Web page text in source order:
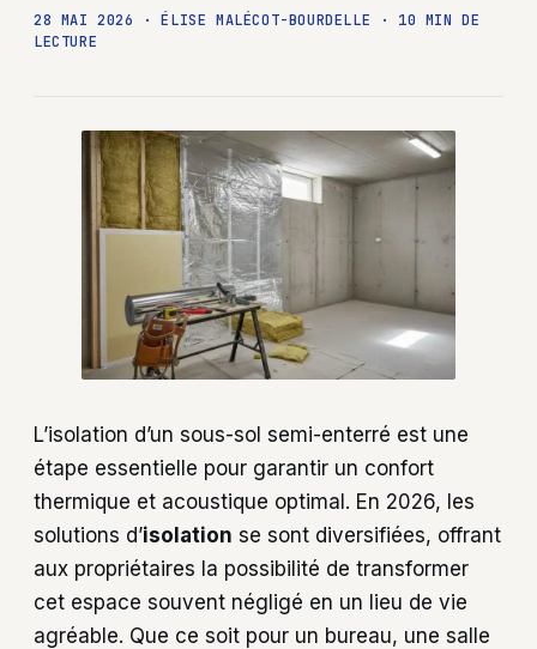
28 MAI 2026 · ÉLISE MALÉCOT-BOURDELLE ·
10 MIN DE
LECTURE
L’isolation d’un sous-sol semi-enterré est une
étape essentielle pour garantir un confort
thermique et acoustique optimal. En 2026, les
solutions d’isolation se sont diversifiées, offrant
aux propriétaires la possibilité de transformer
cet espace souvent négligé en un lieu de vie
agréable. Que ce soit pour un bureau, une salle